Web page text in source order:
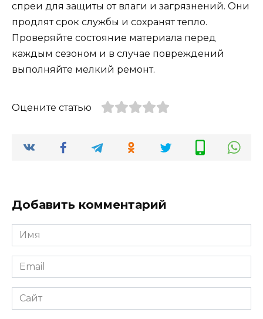
спреи для защиты от влаги и загрязнений. Они
продлят срок службы и сохранят тепло.
Проверяйте состояние материала перед
каждым сезоном и в случае повреждений
выполняйте мелкий ремонт.
Оцените статью
Добавить комментарий
Имя
*
Email
*
Сайт